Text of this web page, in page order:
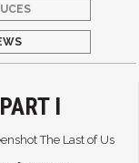
I
The Last of Us